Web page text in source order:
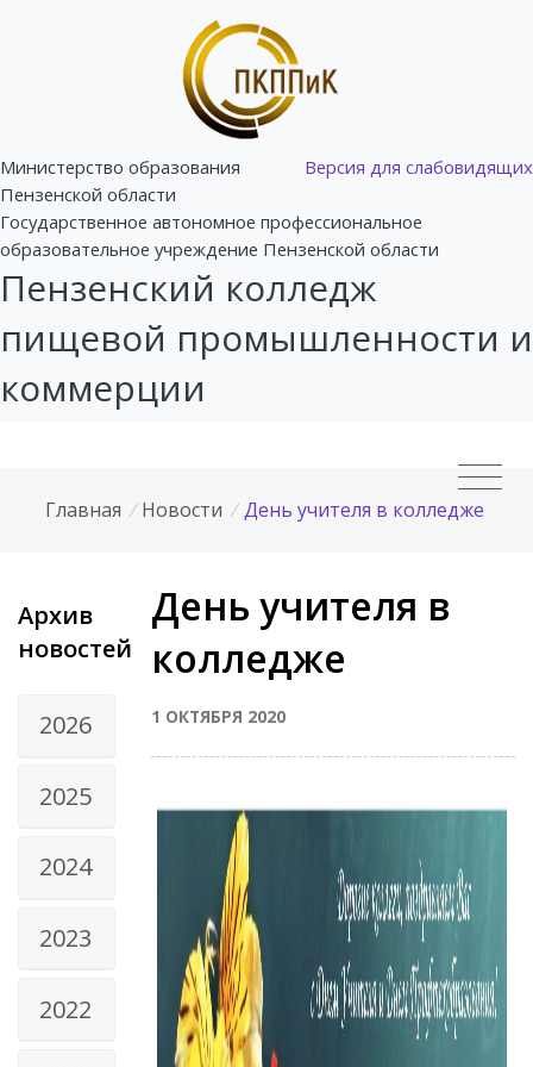
Версия для слабовидящих
Министерство образования
Пензенской области
Государственное автономное профессиональное
образовательное учреждение Пензенской области
Пензенский колледж
пищевой промышленности и
коммерции
Главная / Новости / День учителя в колледже
Архив
новостей
2026
2025
2024
2023
2022
День учителя в
колледже
1 ОКТЯБРЯ 2020